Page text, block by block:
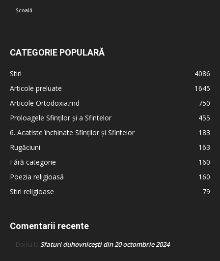
Școală
CATEGORIE POPULARĂ
Stiri
4086
Articole preluate
1645
Articole Ortodoxia.md
750
Proloagele Sfinților și a Sfintelor
455
6. Acatiste închinate Sfinților și Sfintelor
183
Rugăciuni
163
Fără categorie
160
Poezia religioasă
160
Stiri religioase
79
Comentarii recente
Doina la Sfaturi duhovnicești din 20 octombrie 2024